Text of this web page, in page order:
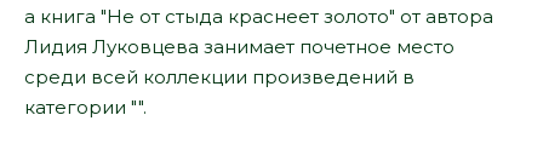
а книга "Не от стыда краснеет золото" от автора
Лидия Луковцева занимает почетное место
среди всей коллекции произведений в
категории "".